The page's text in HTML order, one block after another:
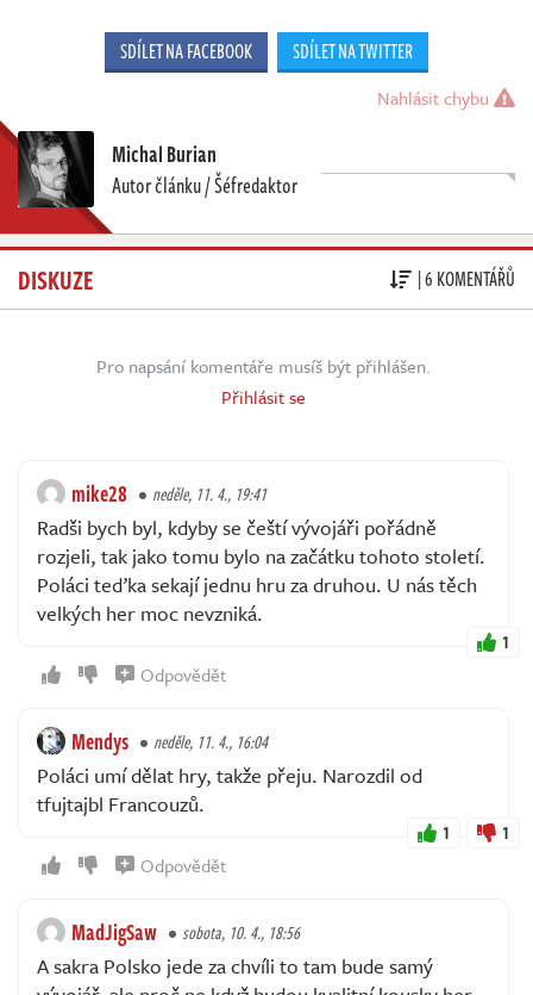
SDÍLET NA FACEBOOK SDÍLET NA TWITTER
Nahlásit chybu
Michal Burian
Autor článku / Šéfredaktor
DISKUZE | 6 KOMENTÁŘŮ
Pro napsání komentáře musíš být přihlášen.
Přihlásit se
mike28 neděle, 11. 4., 19:41
Radši bych byl, kdyby se čeští vývojáři pořádně
rozjeli, tak jako tomu bylo na začátku tohoto století.
Poláci teďka sekají jednu hru za druhou. U nás těch
velkých her moc nevzniká.
1
Odpovědět
Mendys neděle, 11. 4., 16:04
Poláci umí dělat hry, takže přeju. Narozdil od
tfujtajbl Francouzů.
1 1
Odpovědět
MadJigSaw sobota, 10. 4., 18:56
A sakra Polsko jede za chvíli to tam bude samý